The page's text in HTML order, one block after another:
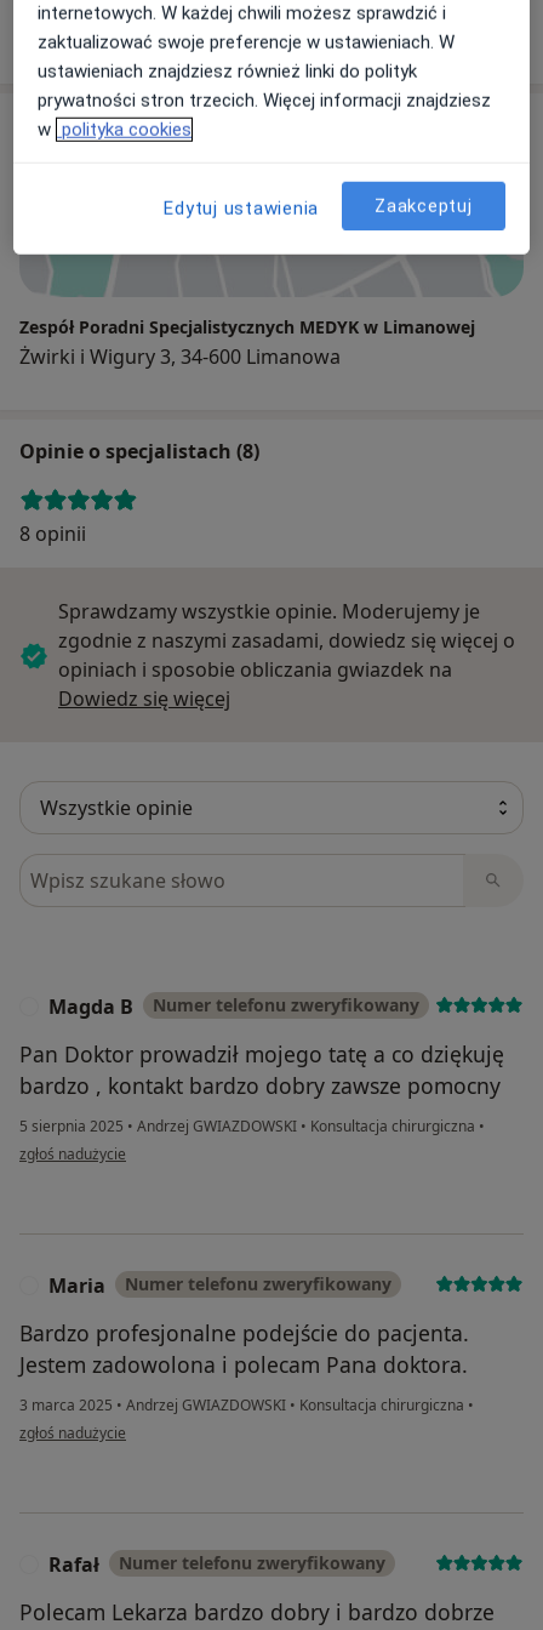
83 opinie
Adres
Powiększ mapę
Zespół Poradni Specjalistycznych MEDYK w Limanowej
Żwirki i Wigury 3, 34-600 Limanowa
Opinie o specjalistach (8)
8 opinii
Sprawdzamy wszystkie opinie. Moderujemy je
zgodnie z naszymi zasadami, dowiedz się więcej o
opiniach i sposobie obliczania gwiazdek na
Dowiedz się więcej
Szukaj w opiniach
Magda B Numer telefonu zweryfikowany
Pan Doktor prowadził mojego tatę a co dziękuję
bardzo , kontakt bardzo dobry zawsze pomocny
5 sierpnia 2025 • Andrzej GWIAZDOWSKI • Konsultacja chirurgiczna •
w opinii użytkownika Magda B
zgłoś nadużycie
Maria Numer telefonu zweryfikowany
Bardzo profesjonalne podejście do pacjenta.
Jestem zadowolona i polecam Pana doktora.
3 marca 2025 • Andrzej GWIAZDOWSKI • Konsultacja chirurgiczna •
w opinii użytkownika Maria
zgłoś nadużycie
Rafał Numer telefonu zweryfikowany
Polecam Lekarza bardzo dobry i bardzo dobrze
internetowych. W każdej chwili możesz sprawdzić i
zaktualizować swoje preferencje w ustawieniach. W
ustawieniach znajdziesz również linki do polityk
prywatności stron trzecich. Więcej informacji znajdziesz
w polityka cookies
Edytuj ustawienia Zaakceptuj